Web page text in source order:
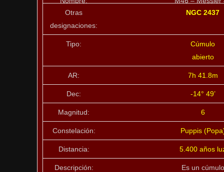
Otras
designaciones:
NGC 2437
Tipo:
Cúmulo
abierto
AR: 7h 41.8m
Dec: -14° 49’
Magnitud: 6
Constelación: Puppis
Distancia: 5.400 años
Descripción:
Es un cúmulo